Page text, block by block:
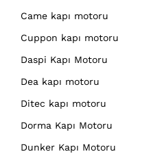
Came kapı motoru
Cuppon kapı motoru
Daspi Kapı Motoru
Dea kapı motoru
Ditec kapı motoru
Dorma Kapı Motoru
Dunker Kapı Motoru